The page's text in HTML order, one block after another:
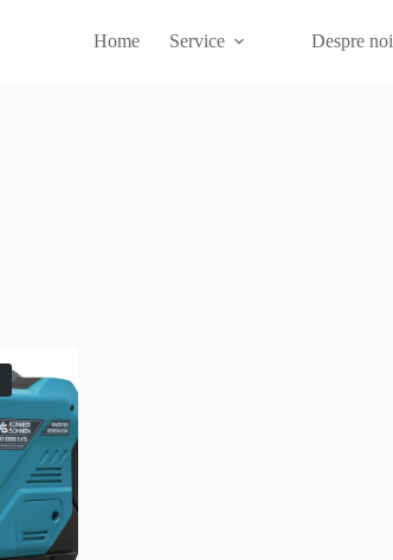
Home Service Despre noi